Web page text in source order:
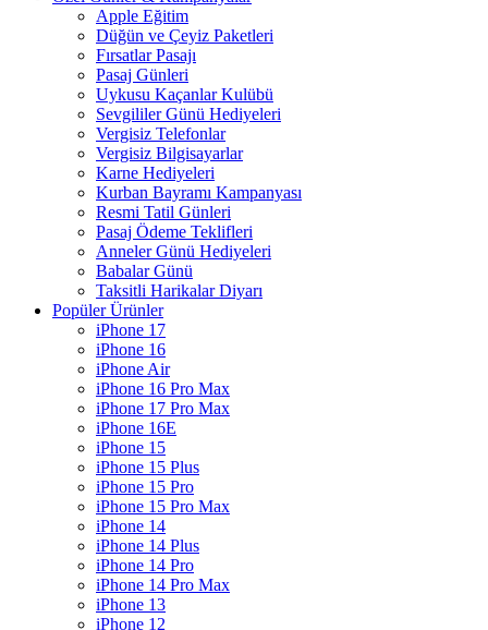
Apple Eğitim
Düğün ve Çeyiz Paketleri
Fırsatlar Pasajı
Pasaj Günleri
Uykusu Kaçanlar Kulübü
Sevgililer Günü Hediyeleri
Vergisiz Telefonlar
Vergisiz Bilgisayarlar
Karne Hediyeleri
Kurban Bayramı Kampanyası
Resmi Tatil Günleri
Pasaj Ödeme Teklifleri
Anneler Günü Hediyeleri
Babalar Günü
Taksitli Harikalar Diyarı
Popüler Ürünler
iPhone 17
iPhone 16
iPhone Air
iPhone 16 Pro Max
iPhone 17 Pro Max
iPhone 16E
iPhone 15
iPhone 15 Plus
iPhone 15 Pro
iPhone 15 Pro Max
iPhone 14
iPhone 14 Plus
iPhone 14 Pro
iPhone 14 Pro Max
iPhone 13
iPhone 12